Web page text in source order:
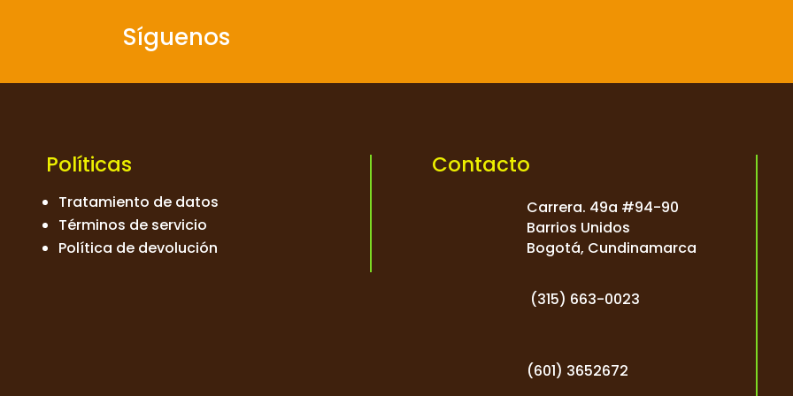
Síguenos
Políticas
Tratamiento de datos
Términos de servicio
Política de devolución
Contacto
Carrera. 49a #94-90
Barrios Unidos
Bogotá, Cundinamarca
(315) 663-0023
(601) 3652672